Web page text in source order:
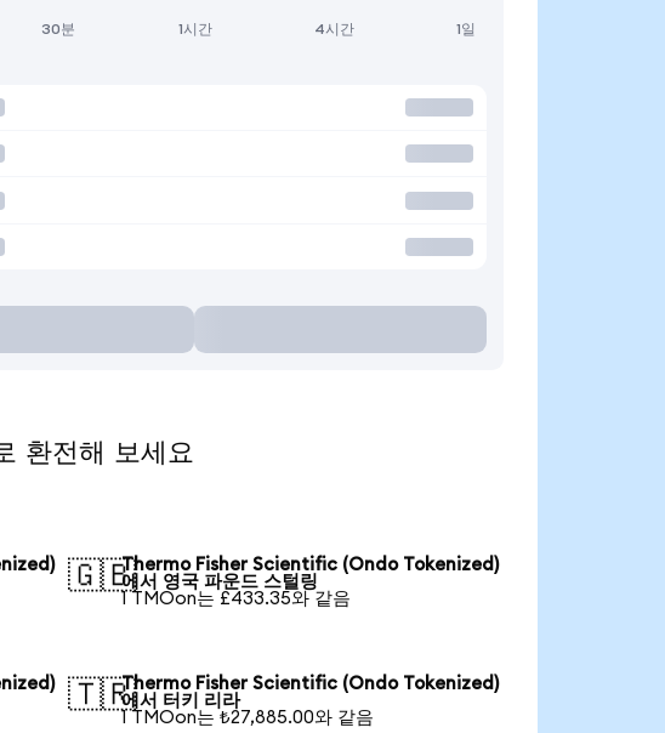
30분 1시간 4시간 1일
전해 보세요
🇬🇧Thermo Fisher Scientific (Ondo Tokenized)
에서 영국 파운드 스털링
1 TMOon는 £433.35와 같음
🇹🇷Thermo Fisher Scientific (Ondo Tokenized)
에서 터키 리라
1 TMOon는 ₺27,885.00와 같음